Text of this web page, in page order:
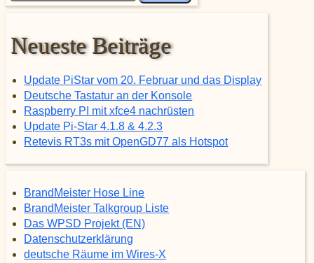
Neueste Beiträge
Update PiStar vom 20. Februar und das Display
Deutsche Tastatur an der Konsole
Raspberry PI mit xfce4 nachrüsten
Update Pi-Star 4.1.8 & 4.2.3
Retevis RT3s mit OpenGD77 als Hotspot
BrandMeister Hose Line
BrandMeister Talkgroup Liste
Das WPSD Projekt (EN)
Datenschutzerklärung
deutsche Räume im Wires-X